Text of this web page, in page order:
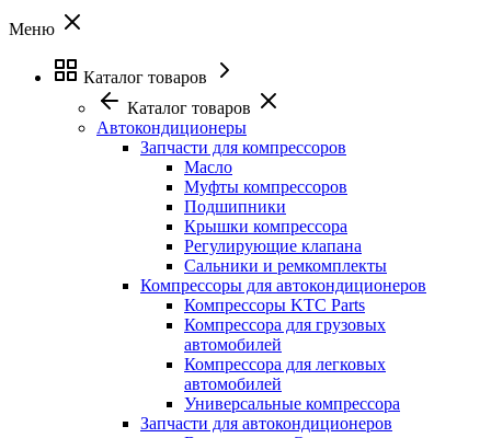
Меню
Каталог товаров
Каталог товаров
Автокондиционеры
Запчасти для компрессоров
Масло
Муфты компрессоров
Подшипники
Крышки компрессора
Регулирующие клапана
Сальники и ремкомплекты
Компрессоры для автокондиционеров
Компрессоры KTC Parts
Компрессора для грузовых
автомобилей
Компрессора для легковых
автомобилей
Универсальные компрессора
Запчасти для автокондиционеров